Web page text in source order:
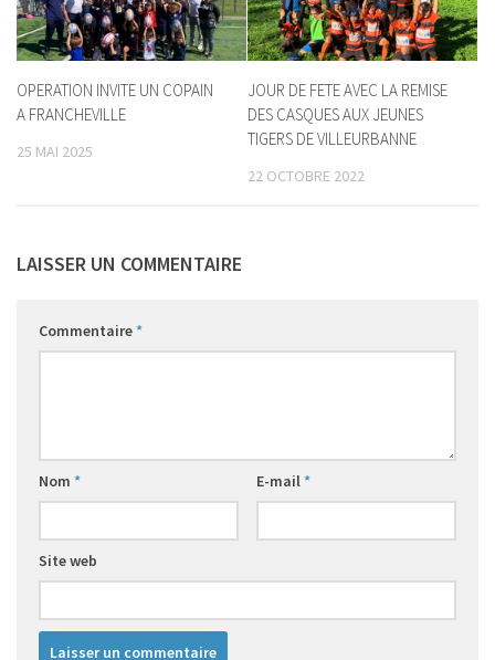
OPERATION INVITE UN COPAIN
A FRANCHEVILLE
25 MAI 2025
JOUR DE FETE AVEC LA REMISE
DES CASQUES AUX JEUNES
TIGERS DE VILLEURBANNE
22 OCTOBRE 2022
LAISSER UN COMMENTAIRE
Commentaire*
Nom * E-mail*
Site web